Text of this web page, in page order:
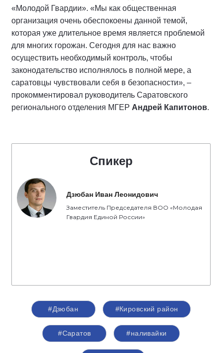
«Молодой Гвардии». «Мы как общественная
организация очень обеспокоены данной темой,
которая уже длительное время является проблемой
для многих горожан. Сегодня для нас важно
осуществить необходимый контроль, чтобы
законодательство исполнялось в полной мере, а
саратовцы чувствовали себя в безопасности», –
прокомментировал руководитель Саратовского
регионального отделения МГЕР Андрей Капитонов.
Спикер
Дзюбан Иван Леонидович
Заместитель Председателя ВОО «Молодая
Гвардия Единой России»
#Дзюбан #Кировский район
#Саратов #наливайки